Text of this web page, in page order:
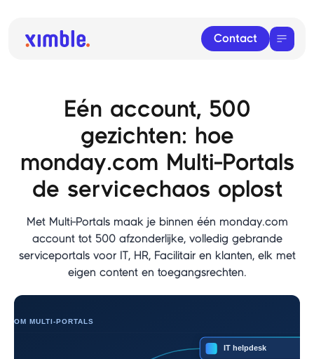
Contact
Eén account, 500
gezichten: hoe
monday.com Multi-Portals
de servicechaos oplost
Met Multi-Portals maak je binnen één monday.com
account tot 500 afzonderlijke, volledig gebrande
serviceportals voor IT, HR, Facilitair en klanten, elk met
eigen content en toegangsrechten.